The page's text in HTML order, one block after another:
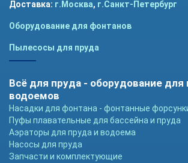
Доставка: г.Москва, г.Санкт-Петербург
Оборудование для фонтанов
Пылесосы для пруда
Всё для пруда - оборудование для
водоемов
Насадки для фонтана - фонтанные
Пуфы плавательные для бассейна и пруда
Аэраторы для пруда и водоема
Насосы для пруда
Запчасти и комплектующие